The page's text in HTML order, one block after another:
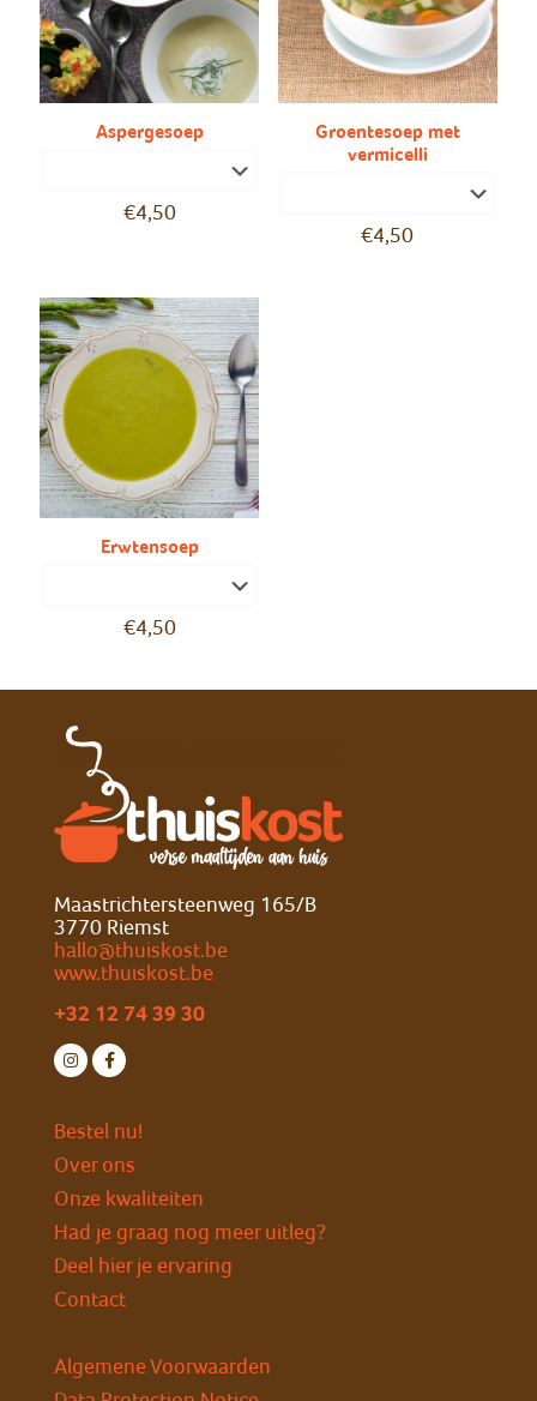
Aspergesoep
€4,50
Groentesoep met
vermicelli
€4,50
Erwtensoep
€4,50
Maastrichtersteenweg 165/B
3770 Riemst
hallo@thuiskost.be
www.thuiskost.be
+32 12 74 39 30
Bestel nu!
Over ons
Onze kwaliteiten
Had je graag nog meer uitleg?
Deel hier je ervaring
Contact
Algemene Voorwaarden